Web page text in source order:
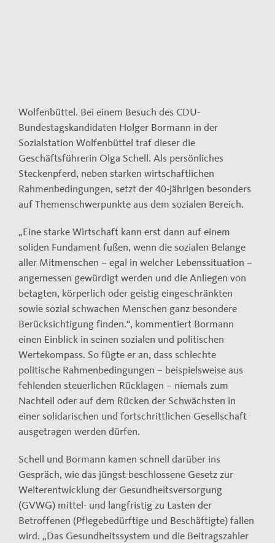
Wolfenbüttel. Bei einem Besuch des CDU-
Bundestagskandidaten Holger Bormann in der
Sozialstation Wolfenbüttel traf dieser die
Geschäftsführerin Olga Schell. Als persönliches
Steckenpferd, neben starken wirtschaftlichen
Rahmenbedingungen, setzt der 40-jährigen besonders
auf Themenschwerpunkte aus dem sozialen Bereich.
„Eine starke Wirtschaft kann erst dann auf einem
soliden Fundament fußen, wenn die sozialen Belange
aller Mitmenschen – egal in welcher Lebenssituation –
angemessen gewürdigt werden und die Anliegen von
betagten, körperlich oder geistig eingeschränkten
sowie sozial schwachen Menschen ganz besondere
Berücksichtigung finden.“, kommentiert Bormann
einen Einblick in seinen sozialen und politischen
Wertekompass. So fügte er an, dass schlechte
politische Rahmenbedingungen – beispielsweise aus
fehlenden steuerlichen Rücklagen – niemals zum
Nachteil oder auf dem Rücken der Schwächsten in
einer solidarischen und fortschrittlichen Gesellschaft
ausgetragen werden dürfen.
Schell und Bormann kamen schnell darüber ins
Gespräch, wie das jüngst beschlossene Gesetz zur
Weiterentwicklung der Gesundheitsversorgung
(GVWG) mittel- und langfristig zu Lasten der
Betroffenen (Pflegebedürftige und Beschäftigte) fallen
wird. „Das Gesundheitssystem und die Beitragszahler